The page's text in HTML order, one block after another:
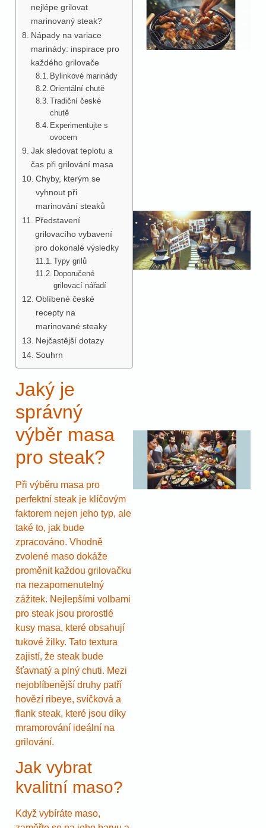
nejlépe grilovat
marinovaný steak?
Nápady na variace
marinády: inspirace pro
každého grilovače
Bylinkové marinády
Orientální chutě
Tradiční české
chutě
Experimentujte s
ovocem
Jak sledovat teplotu a
čas při grilování masa
Chyby, kterým se
vyhnout při
marinování steaků
Představení
grilovacího vybavení
pro dokonalé výsledky
Typy grilů
Doporučené
grilovací nářadí
Oblíbené české
recepty na
marinované steaky
Nejčastější dotazy
Souhrn
Jaký je
správný
výběr masa
pro steak?
Při výběru masa pro
perfektní steak je klíčovým
faktorem nejen jeho typ, ale
také to, jak bude
zpracováno. Vhodně
zvolené maso dokáže
proměnit každou grilovačku
na nezapomenutelný
zážitek. Nejlepšími volbami
pro steak jsou prorostlé
kusy masa, které obsahují
tukové žilky. Tato textura
zajistí, že steak bude
šťavnatý a plný chuti. Mezi
nejoblíbenější druhy patří
hovězí ribeye, svíčková a
flank steak, které jsou díky
mramorování ideální na
grilování.
Jak vybrat
kvalitní maso?
Když vybíráte maso,